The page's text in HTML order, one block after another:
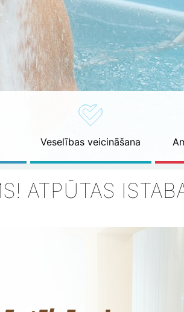
Veselības veicināšana
ATPŪTAS